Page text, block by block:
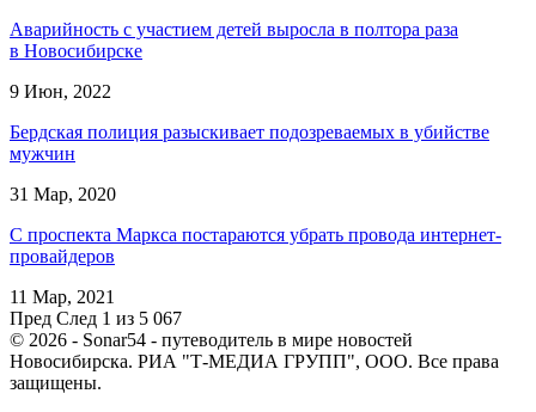
Аварийность с участием детей выросла в полтора раза
в Новосибирске
9 Июн, 2022
Бердская полиция разыскивает подозреваемых в убийстве
мужчин
31 Мар, 2020
С проспекта Маркса постараются убрать провода интернет-
провайдеров
11 Мар, 2021
Пред След 1 из 5 067
© 2026 - Sonar54 - путеводитель в мире новостей
Новосибирска. РИА "Т-МЕДИА ГРУПП", ООО. Все права
защищены.